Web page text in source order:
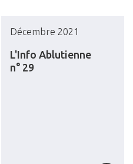
Décembre 2021
L'Info Ablutienne
n° 29